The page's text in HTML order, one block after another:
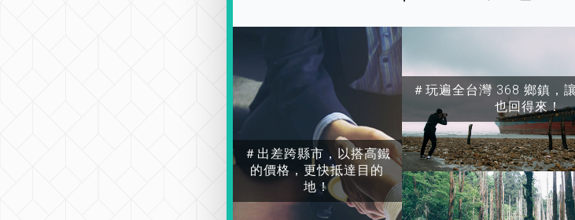
＃出差跨縣市，以搭高鐵
的價格，更快抵達目的
地！
＃玩遍全台灣 368 鄉鎮，
也回得來！